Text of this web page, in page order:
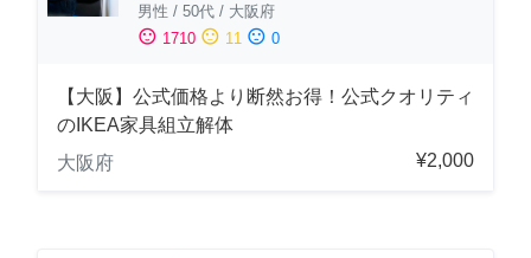
男性 / 50代 / 大阪府
sentiment_satisfied 1710 sentiment_neutral 11 sentiment_dissatisfied 0
【大阪】公式価格より断然お得！公式クオリティ
のIKEA家具組立解体
大阪府
¥2,000